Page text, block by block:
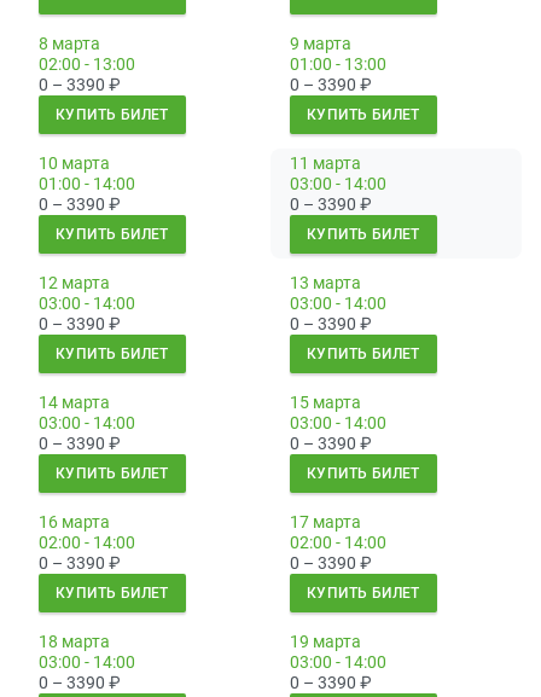
8 марта
02:00 - 13:00
0 – 3390 ₽
КУПИТЬ БИЛЕТ
9 марта
01:00 - 13:00
0 – 3390 ₽
КУПИТЬ БИЛЕТ
10 марта
01:00 - 14:00
0 – 3390 ₽
КУПИТЬ БИЛЕТ
11 марта
03:00 - 14:00
0 – 3390 ₽
КУПИТЬ БИЛЕТ
12 марта
03:00 - 14:00
0 – 3390 ₽
КУПИТЬ БИЛЕТ
13 марта
03:00 - 14:00
0 – 3390 ₽
КУПИТЬ БИЛЕТ
14 марта
03:00 - 14:00
0 – 3390 ₽
КУПИТЬ БИЛЕТ
15 марта
03:00 - 14:00
0 – 3390 ₽
КУПИТЬ БИЛЕТ
16 марта
02:00 - 14:00
0 – 3390 ₽
КУПИТЬ БИЛЕТ
17 марта
02:00 - 14:00
0 – 3390 ₽
КУПИТЬ БИЛЕТ
18 марта
03:00 - 14:00
0 – 3390 ₽
19 марта
03:00 - 14:00
0 – 3390 ₽